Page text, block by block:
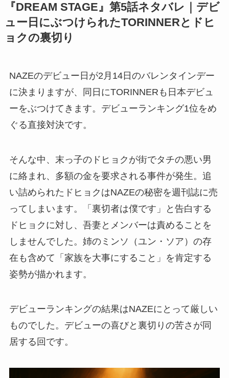
『DREAM STAGE』第5話ネタバレ｜デビ
ュー日にぶつけられたTORINNERとドヒ
ョクの裏切り
NAZEのデビュー日が2月14日のバレンタインデー
に決まりますが、同日にTORINNERも日本デビュ
ーをぶつけてきます。デビューランキング1位をめ
ぐる直接対決です。
そんな中、末っ子のドヒョクが街でタチの悪い男
に絡まれ、多額の金を要求される事件が発生。追
い詰められたドヒョクはNAZEの秘密を週刊誌に売
ってしまいます。「裏切者は僕です」と告白する
ドヒョクに対し、吾妻とメンバーは責めることを
しませんでした。姉のミンソ（ユン・ソア）の存
在も含めて「家族を大事にすること」を肯定する
姿勢が描かれます。
デビューランキングの結果はNAZEにとって厳しい
ものでした。デビューの喜びと裏切りの苦さが同
居する回です。